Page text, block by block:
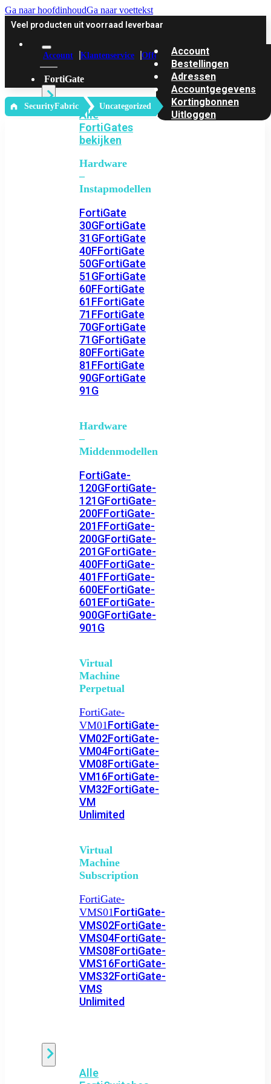
Ga naar hoofdinhoudGa naar voettekst
Veel producten uit voorraad leverbaar
Account Klantenservice Offerte
FortiGate
Alle
FortiGates
bekijken
Hardware
–
Instapmodellen
FortiGate
30GFortiGate
31GFortiGate
40FFortiGate
50GFortiGate
51GFortiGate
60FFortiGate
61FFortiGate
71FFortiGate
70GFortiGate
71GFortiGate
80FFortiGate
81FFortiGate
90GFortiGate
91G
Hardware
–
Middenmodellen
FortiGate-
120GFortiGate-
121GFortiGate-
200FFortiGate-
201FFortiGate-
200GFortiGate-
201GFortiGate-
400FFortiGate-
401FFortiGate-
600EFortiGate-
601EFortiGate-
900GFortiGate-
901G
Virtual
Machine
Perpetual
FortiGate-
VM01FortiGate-
VM02FortiGate-
VM04FortiGate-
VM08FortiGate-
VM16FortiGate-
VM32FortiGate-
VM
Unlimited
Virtual
Machine
Subscription
FortiGate-
VMS01FortiGate-
VMS02FortiGate-
VMS04FortiGate-
VMS08FortiGate-
VMS16FortiGate-
VMS32FortiGate-
VMS
Unlimited
Alle
Account
Bestellingen
Adressen
Accountgegevens
Kortingbonnen
Uitloggen
‎ SecurityFabric Uncategorized